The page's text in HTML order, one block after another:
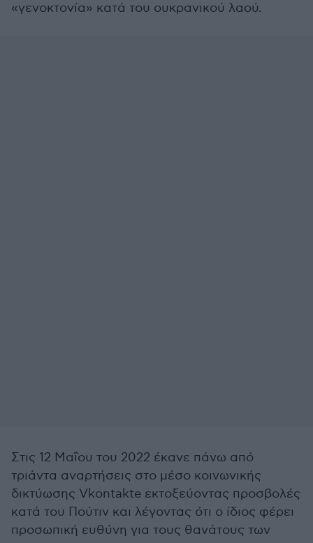
«γενοκτονία» κατά του ουκρανικού λαού.
Στις 12 Μαΐου του 2022 έκανε πάνω από
τριάντα αναρτήσεις στο μέσο κοινωνικής
δικτύωσης Vkontakte εκτοξεύοντας προσβολές
κατά του Πούτιν και λέγοντας ότι ο ίδιος φέρει
προσωπική ευθύνη για τους θανάτους των